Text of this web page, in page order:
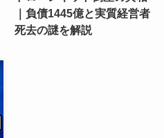
｜負債1445億と実質経営者
死去の謎を解説